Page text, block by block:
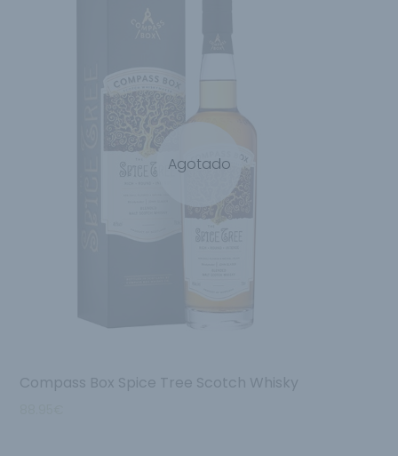
Agotado
Compass Box Spice Tree Scotch Whisky